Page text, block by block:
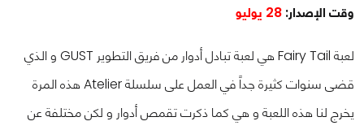
وقت الإصدار: 28 يوليو
لعبة Fairy Tail هي لعبة تبادل أدوار من فريق التطوير GUST و الذي
قضى سنوات كثيرة جداً في العمل على سلسلة Atelier هذه المرة
يخرج لنا هذه اللعبة و هي كما ذكرت تقمص أدوار و لكن مختلفة عن